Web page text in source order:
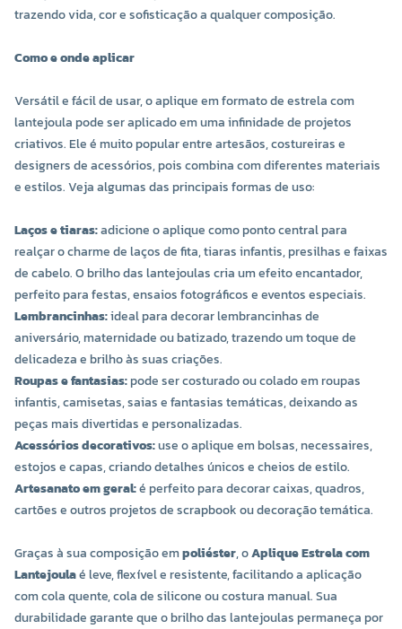
trazendo vida, cor e sofisticação a qualquer composição.
Como e onde aplicar
Versátil e fácil de usar, o aplique em formato de estrela com
lantejoula pode ser aplicado em uma infinidade de projetos
criativos. Ele é muito popular entre artesãos, costureiras e
designers de acessórios, pois combina com diferentes materiais
e estilos. Veja algumas das principais formas de uso:
Laços e tiaras:adicione o aplique como ponto central para
realçar o charme de laços de fita, tiaras infantis, presilhas e faixas
de cabelo. O brilho das lantejoulas cria um efeito encantador,
perfeito para festas, ensaios fotográficos e eventos especiais.
Lembrancinhas:ideal para decorar lembrancinhas de
aniversário, maternidade ou batizado, trazendo um toque de
delicadeza e brilho às suas criações.
Roupas e fantasias:pode ser costurado ou colado em roupas
infantis, camisetas, saias e fantasias temáticas, deixando as
peças mais divertidas e personalizadas.
Acessórios decorativos:use o aplique em bolsas, necessaires,
estojos e capas, criando detalhes únicos e cheios de estilo.
Artesanato em geral:é perfeito para decorar caixas, quadros,
cartões e outros projetos de scrapbook ou decoração temática.
Graças à sua composição empoliéster, oAplique Estrela com
Lantejoulaé leve, flexível e resistente, facilitando a aplicação
com cola quente, cola de silicone ou costura manual. Sua
durabilidade garante que o brilho das lantejoulas permaneça por